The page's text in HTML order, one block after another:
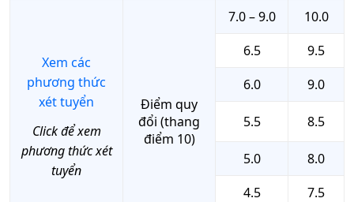
Xem các
phương thức
xét tuyển
Click để xem
phương thức xét
tuyển
Điểm quy
đổi (thang
điểm 10)
7.0 – 9.0
10.0
6.5
9.5
6.0
9.0
5.5 8.5
5.0
8.0
4.5
7.5